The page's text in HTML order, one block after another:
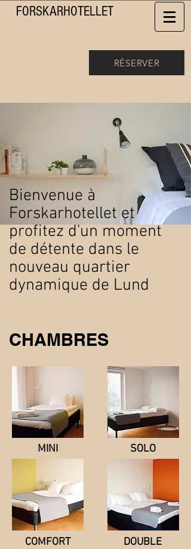
FORSKARHOTELLET
RÉSERVER
Bienvenue à
Forskarhotellet et
profitez d'un moment
de détente dans le
nouveau quartier
dynamique de Lund
CHAMBRES
MINI
COMFORT
SOLO
DOUBLE